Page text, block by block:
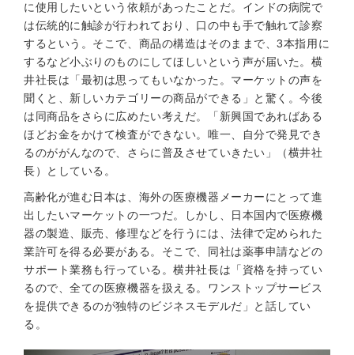
に使用したいという依頼があったことだ。インドの病院で
は伝統的に触診が行われており、口の中も手で触れて診察
するという。そこで、商品の構造はそのままで、3本指用に
するなど小ぶりのものにしてほしいという声が届いた。横
井社長は「最初は思ってもいなかった。マーケットの声を
聞くと、新しいカテゴリーの商品ができる」と驚く。今後
は同商品をさらに広めたい考えだ。「新興国であればある
ほどお金をかけて検査ができない。唯一、自分で発見でき
るのががんなので、さらに普及させていきたい」（横井社
長）としている。
高齢化が進む日本は、海外の医療機器メーカーにとって進
出したいマーケットの一つだ。しかし、日本国内で医療機
器の製造、販売、修理などを行うには、法律で定められた
業許可を得る必要がある。そこで、同社は薬事申請などの
サポート業務も行っている。横井社長は「資格を持ってい
るので、全ての医療機器を扱える。ワンストップサービス
を提供できるのが独特のビジネスモデルだ」と話してい
る。